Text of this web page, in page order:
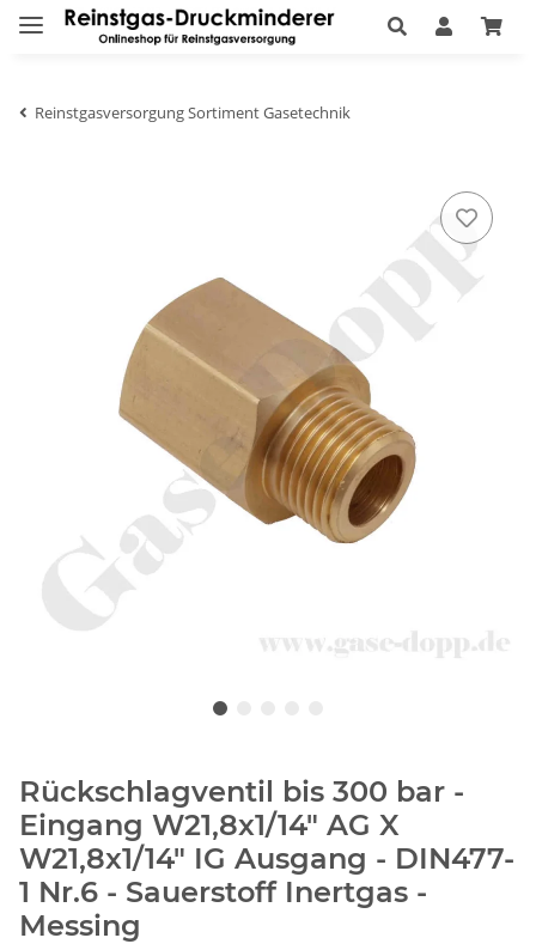
Reinstgasversorgung Sortiment Gasetechnik
Rückschlagventil bis 300 bar -
Eingang W21,8x1/14" AG X
W21,8x1/14" IG Ausgang - DIN477-
1 Nr.6 - Sauerstoff Inertgas -
Messing